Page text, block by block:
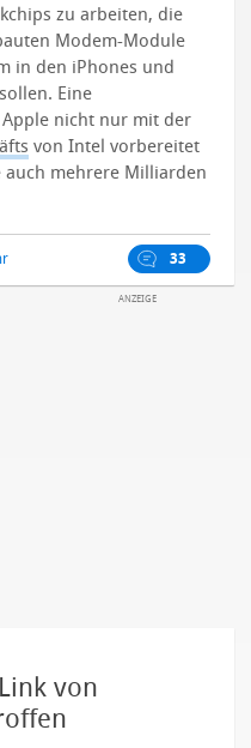
zu arbeiten, die
Modem-Module
in den iPhones und
Eine
nicht nur mit der
von Intel vorbereitet
mehrere Milliarden
33
von